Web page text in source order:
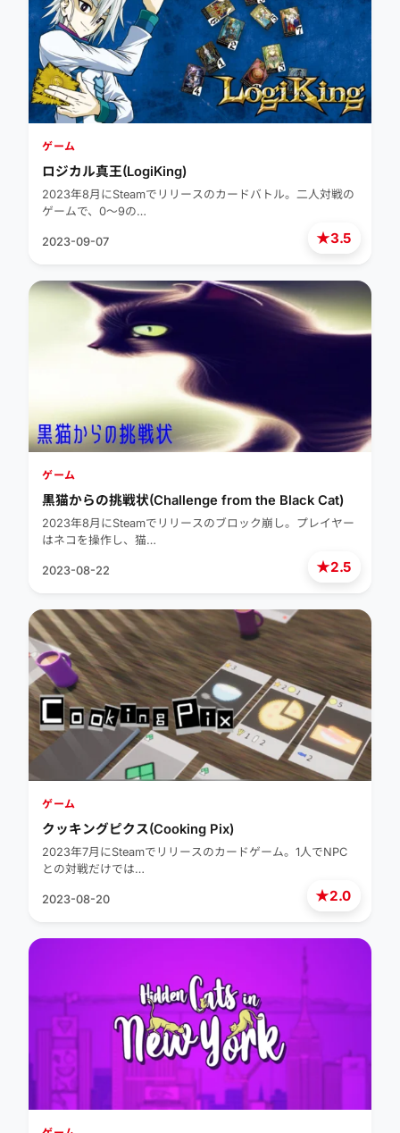
★3.5
ゲーム
ロジカル真王(LogiKing)
2023年8月にSteamでリリースのカードバトル。二人対戦の
ゲームで、0～9の…
2023-09-07
★2.5
ゲーム
黒猫からの挑戦状(Challenge from the Black Cat)
2023年8月にSteamでリリースのブロック崩し。プレイヤー
はネコを操作し、猫…
2023-08-22
★2.0
ゲーム
クッキングピクス(Cooking Pix)
2023年7月にSteamでリリースのカードゲーム。1人でNPC
との対戦だけでは…
2023-08-20